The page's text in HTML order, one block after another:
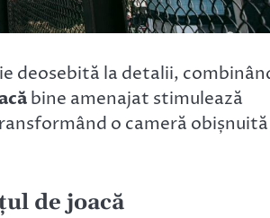
deosebită la detalii,
bine amenajat stimulează
o cameră obișnuită
de joacă